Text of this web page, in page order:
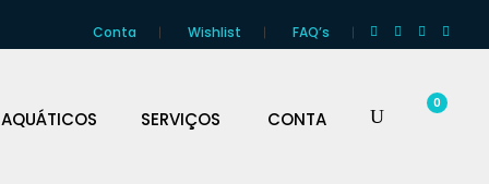
Conta Wishlist FAQ’s
SERVIÇOS CONTA
0